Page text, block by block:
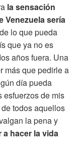
la sensación
Venezuela sería
lo que pueda
que ya no es
años fuera. Una
más que pedirle a
día pueda
esfuerzos de mis
todos aquellos
la pena y
a hacer la vida